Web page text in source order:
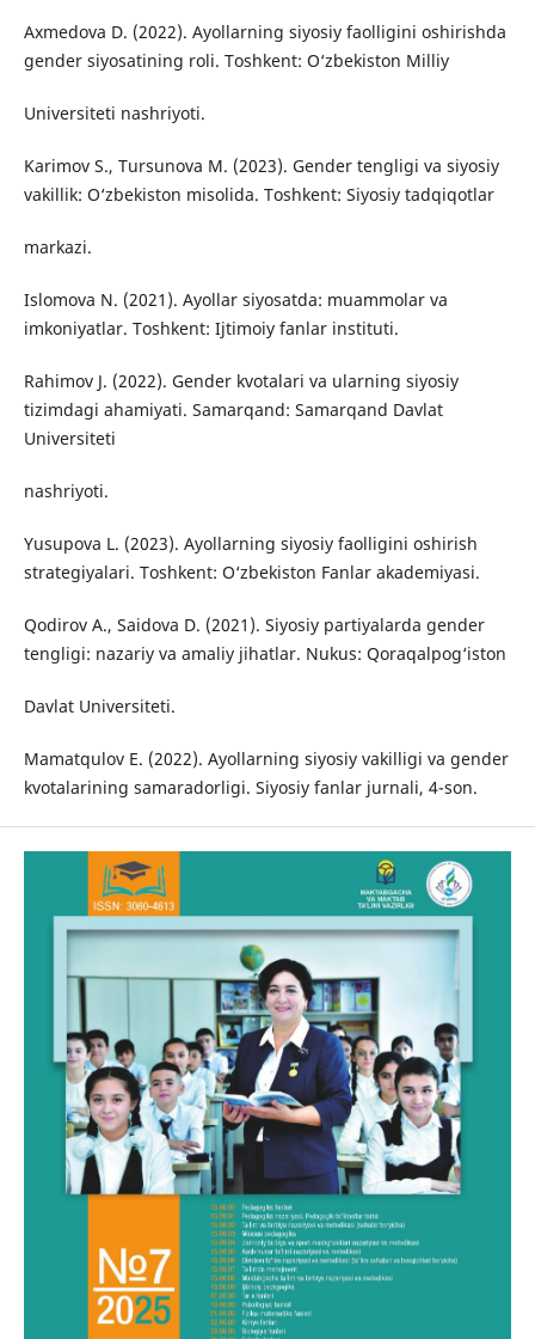
Axmedova D. (2022). Ayollarning siyosiy faolligini oshirishda
gender siyosatining roli. Toshkent: O‘zbekiston Milliy
Universiteti nashriyoti.
Karimov S., Tursunova M. (2023). Gender tengligi va siyosiy
vakillik: O‘zbekiston misolida. Toshkent: Siyosiy tadqiqotlar
markazi.
Islomova N. (2021). Ayollar siyosatda: muammolar va
imkoniyatlar. Toshkent: Ijtimoiy fanlar instituti.
Rahimov J. (2022). Gender kvotalari va ularning siyosiy
tizimdagi ahamiyati. Samarqand: Samarqand Davlat
Universiteti
nashriyoti.
Yusupova L. (2023). Ayollarning siyosiy faolligini oshirish
strategiyalari. Toshkent: O‘zbekiston Fanlar akademiyasi.
Qodirov A., Saidova D. (2021). Siyosiy partiyalarda gender
tengligi: nazariy va amaliy jihatlar. Nukus: Qoraqalpog‘iston
Davlat Universiteti.
Mamatqulov E. (2022). Ayollarning siyosiy vakilligi va gender
kvotalarining samaradorligi. Siyosiy fanlar jurnali, 4-son.